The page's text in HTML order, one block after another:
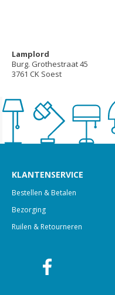
Lamplord
Burg. Grothestraat 45
3761 CK Soest
KLANTENSERVICE
Bestellen & Betalen
Bezorging
Ruilen & Retourneren